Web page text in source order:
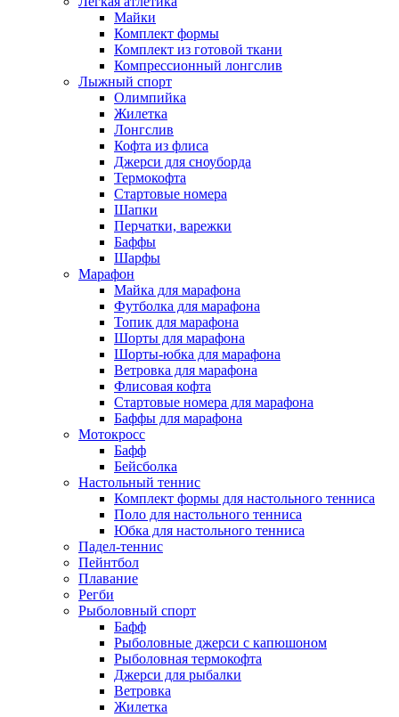
Майки
Комплект формы
Комплект из готовой ткани
Компрессионный лонгслив
Лыжный спорт
Олимпийка
Жилетка
Лонгслив
Кофта из флиса
Джерси для сноуборда
Термокофта
Стартовые номера
Шапки
Перчатки, варежки
Баффы
Шарфы
Марафон
Майка для марафона
Футболка для марафона
Топик для марафона
Шорты для марафона
Шорты-юбка для марафона
Ветровка для марафона
Флисовая кофта
Стартовые номера для марафона
Баффы для марафона
Мотокросс
Бафф
Бейсболка
Настольный теннис
Комплект формы для настольного тенниса
Поло для настольного тенниса
Юбка для настольного тенниса
Падел-теннис
Пейнтбол
Плавание
Регби
Рыболовный спорт
Бафф
Рыболовные джерси с капюшоном
Рыболовная термокофта
Джерси для рыбалки
Ветровка
Жилетка